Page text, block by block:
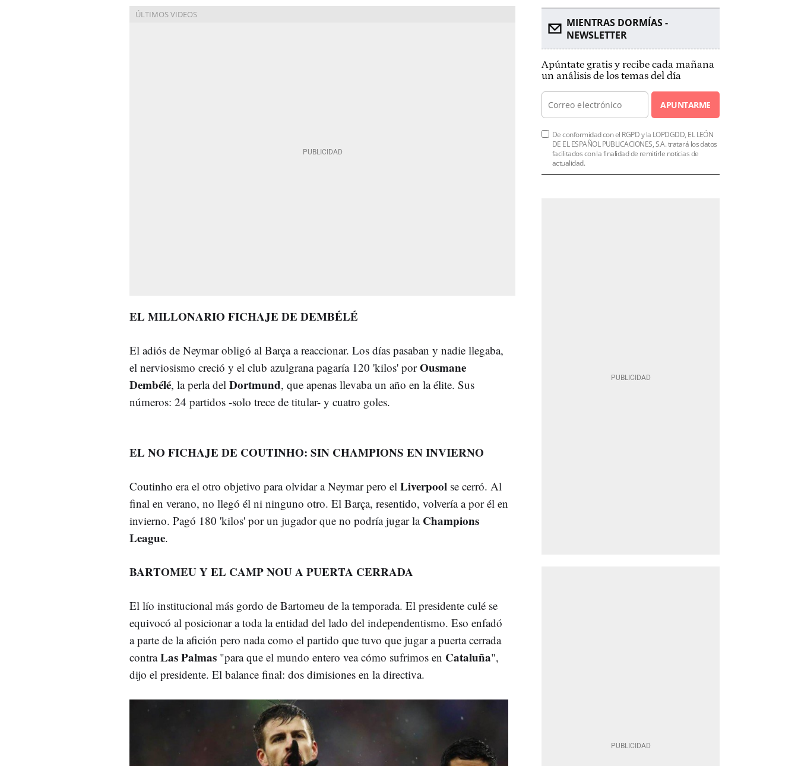
EL MILLONARIO FICHAJE DE DEMBÉLÉ
El adiós de Neymar obligó al Barça a reaccionar. Los días pasaban y nadie llegaba,
el nerviosismo creció y el club azulgrana pagaría 120 'kilos' porOusmane
Dembélé, la perla del Dortmund, que apenas llevaba un año en la élite. Sus
números: 24 partidos -solo trece de titular- y cuatro goles.
EL NO FICHAJE DE COUTINHO: SIN CHAMPIONS EN INVIERNO
Coutinho era el otro objetivo para olvidar a Neymar pero el Liverpool se cerró. Al
final en verano, no llegó él ni ninguno otro. El Barça, resentido, volvería a por él en
invierno. Pagó 180 'kilos' por un jugador que no podría jugar la Champions
League.
BARTOMEU Y EL CAMP NOU A PUERTA CERRADA
El lío institucional más gordo de Bartomeu de la temporada. El presidente culé se
equivocó al posicionar a toda la entidad del lado del independentismo. Eso enfadó
a parte de la afición pero nada como el partido que tuvo que jugar a puerta cerrada
contraLasPalmas "para que el mundo entero vea cómo sufrimos en Cataluña",
dijo el presidente. El balance final: dos dimisiones en la directiva.
MIENTRAS DORMÍAS -
NEWSLETTER
Apúntate gratis y recibe cada mañana
un análisis de los temas del día
APUNTARME
De conformidad con el RGPD y la LOPDGDD, EL LEÓN
DE EL ESPAÑOL PUBLICACIONES, S.A. tratará los datos
facilitados con la finalidad de remitirle noticias de
actualidad.